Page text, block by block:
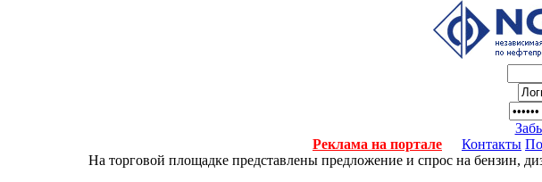
Реклама на портале
Контакты
На торговой площадке представлены предложение и спрос на бензин,